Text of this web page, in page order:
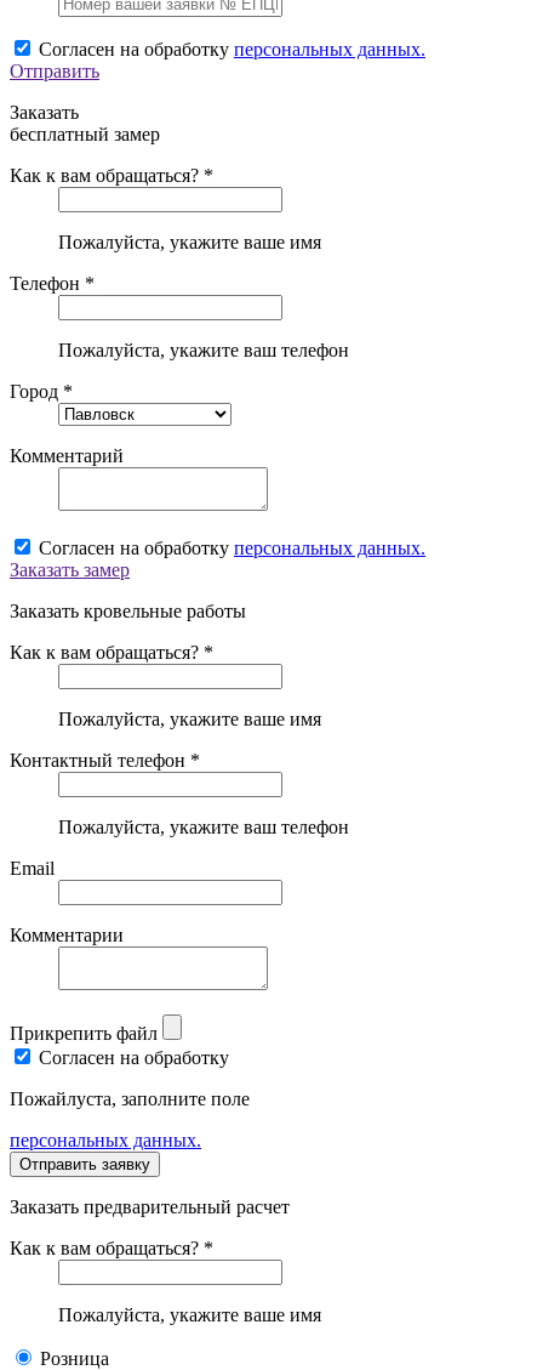
Согласен на обработку персональных данных.
Отправить
Заказать
бесплатный замер
Как к вам обращаться? *
Пожалуйста, укажите ваше имя
Телефон *
Пожалуйста, укажите ваш телефон
Город *
Комментарий
Согласен на обработку персональных данных.
Заказать замер
Заказать кровельные работы
Как к вам обращаться? *
Пожалуйста, укажите ваше имя
Контактный телефон *
Пожалуйста, укажите ваш телефон
Email
Комментарии
Прикрепить файл
Согласен на обработку
Пожайлуста, заполните поле
персональных данных.
Заказать предварительный расчет
Как к вам обращаться? *
Пожалуйста, укажите ваше имя
Розница